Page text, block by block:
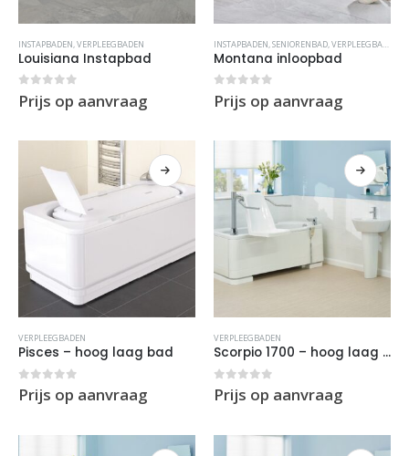
INSTAPBADEN,VERPLEEGBADEN
Louisiana Instapbad
0 out of 5
Prijs op aanvraag
INSTAPBADEN,SENIORENBAD,VERPLEEGBADEN
Montana inloopbad
0 out of 5
Prijs op aanvraag
VERPLEEGBADEN
Pisces – hoog laag bad
0out of 5
Prijs op aanvraag
VERPLEEGBADEN
Scorpio 1700 – hoog laag bad
0out of 5
Prijs op aanvraag